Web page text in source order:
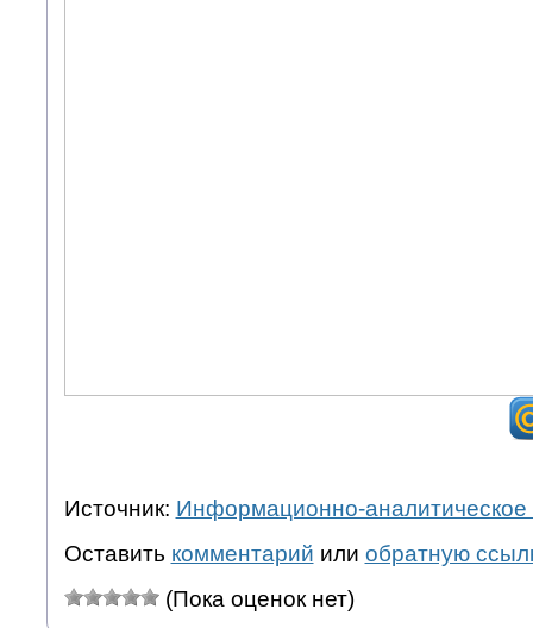
Источник: Информационно-аналитическое
Оставить комментарий или обратную
(Пока оценок нет)